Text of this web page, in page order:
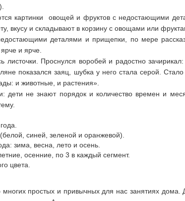
картинки овощей и фруктов с недостающими
вкусу и складывают в корзину с овощами или
деталями и прищепки, по мере
и ярче.
листочки. Проснулся воробей и радостно
показался заяц, шубка у него стала серой.
и животные, и растения».
дети не знают порядок и количество времен и
эту тему.
синей, зеленой и оранжевой).
зима, весна, лето и осень.
осенние, по 3 в каждый сегмент.
цвета.
простых и привычных для нас занятиях дома.